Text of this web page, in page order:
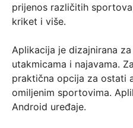
prijenos različitih
kriket i više.
Aplikacija je dizajnirana
utakmicama i najavama.
praktična opcija za ostati
omiljenim sportovima.
Android uređaje.